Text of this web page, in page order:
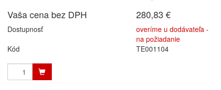
Vaša cena bez DPH
280,83 €
Dostupnosť
overíme u dodávateľa -
na požiadanie
Kód
TE001104